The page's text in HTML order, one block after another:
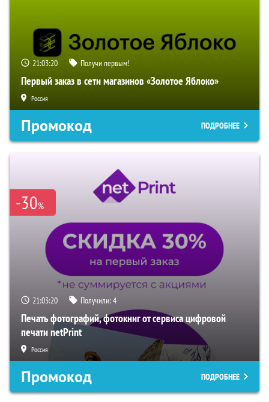
21:03:19 Получи первым!
Первый заказ в сети магазинов «Золотое Яблоко»
Россия
Промокод ПОДРОБНЕЕ
-30%
21:03:19 Получили:4
Печать фотографий, фотокниг от сервиса цифровой
печати netPrint
Россия
Промокод ПОДРОБНЕЕ